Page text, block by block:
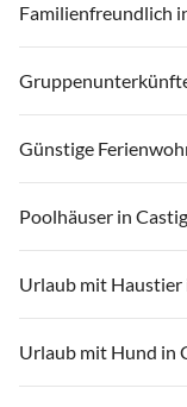
Familienfreundlich
Günstige
Poolhäuser in
Urlaub mit
Urlaub mit Hund in